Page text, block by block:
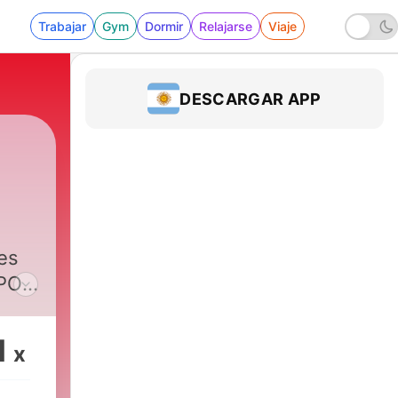
Trabajar Gym Dormir Relajarse Viaje
x
DESCARGAR APP